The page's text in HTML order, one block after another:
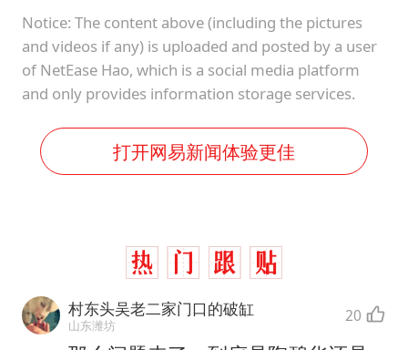
Notice: The content above (including the pictures
and videos if any) is uploaded and posted by a user
of NetEase Hao, which is a social media platform
and only provides information storage services.
打开网易新闻体验更佳
村东头吴老二家门口的破缸
山东潍坊 20